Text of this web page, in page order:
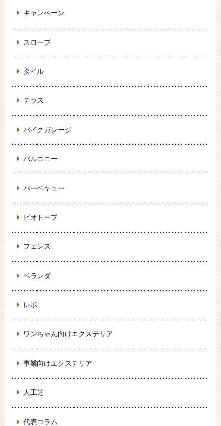
キャンペーン
スロープ
タイル
テラス
バイクガレージ
バルコニー
バーベキュー
ビオトープ
フェンス
ベランダ
レポ
ワンちゃん向けエクステリア
事業向けエクステリア
人工芝
代表コラム